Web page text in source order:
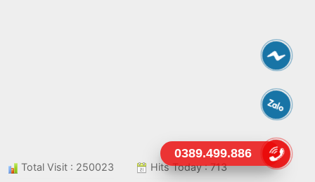
Total Visit : 250023 Hits Today : 713
0389.499.886